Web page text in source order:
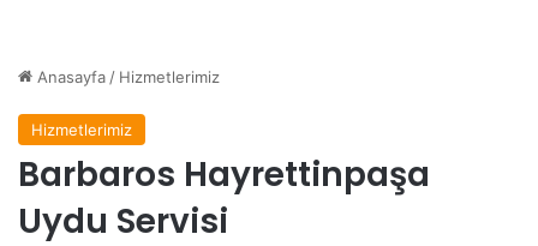
Anasayfa / Hizmetlerimiz
Hizmetlerimiz
Barbaros Hayrettinpaşa
Uydu Servisi